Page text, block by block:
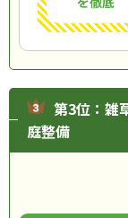
第3位：雑
庭整備